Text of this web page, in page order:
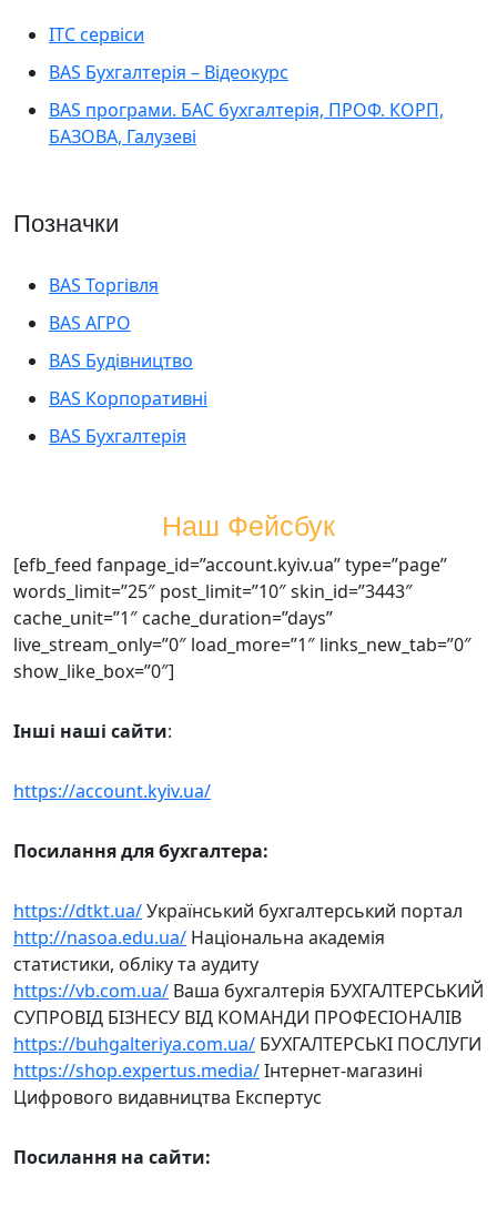
ІТС сервіси
BAS Бухгалтерія – Відеокурс
BAS програми. БАС бухгалтерія, ПРОФ. КОРП,
БАЗОВА, Галузеві
Позначки
BAS Торгівля
BAS АГРО
BAS Будівництво
BAS Корпоративні
BAS Бухгалтерія
Наш Фейсбук
[efb_feed fanpage_id=”account.kyiv.ua” type=”page”
words_limit=”25″ post_limit=”10″ skin_id=”3443″
cache_unit=”1″ cache_duration=”days”
live_stream_only=”0″ load_more=”1″ links_new_tab=”0″
show_like_box=”0″]
Інші наші сайти:
https://account.kyiv.ua/
Посилання для бухгалтера:
https://dtkt.ua/Український бухгалтерський портал
http://nasoa.edu.ua/ Національна академія
статистики, обліку та аудиту
https://vb.com.ua/ Ваша бухгалтерія БУХГАЛТЕРСЬКИЙ
СУПРОВІД БІЗНЕСУ ВІД КОМАНДИ ПРОФЕСІОНАЛІВ
https://buhgalteriya.com.ua/ БУХГАЛТЕРСЬКІ ПОСЛУГИ
https://shop.expertus.media/Інтернет-магазині
Цифрового видавництва Експертус
Посилання на сайти: